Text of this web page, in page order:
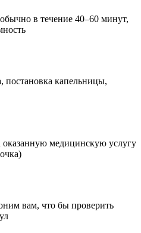
в течение 40–60 минут,
постановка капельницы,
оказанную медицинскую услугу
вам, что бы проверить